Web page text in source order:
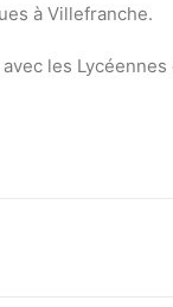
à Villefranche.
les Lycéennes